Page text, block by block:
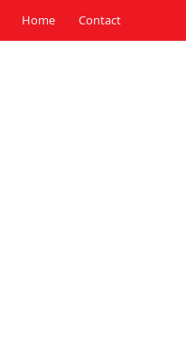
Home Contact